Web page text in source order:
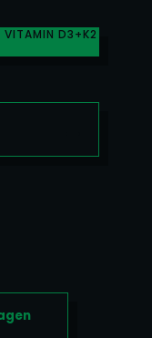
VITAMIN D3+K2